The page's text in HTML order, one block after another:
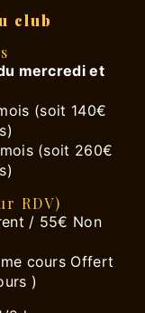
club
mercredi et
(soit 140€
(soit 260€
RDV)
/ 55€ Non
cours Offert
)